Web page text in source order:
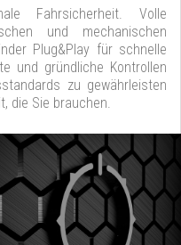
Fahrsicherheit. Volle
und mechanischen
Plug&Play für schnelle
und gründliche Kontrollen
zu gewährleisten
die Sie brauchen.